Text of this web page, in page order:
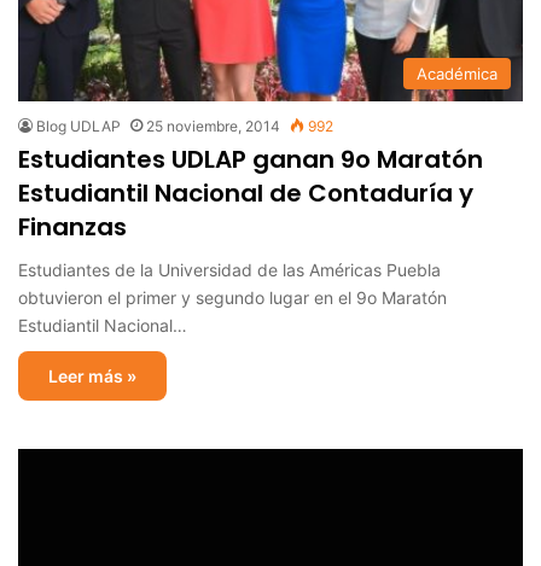
Académica
Blog UDLAP 25 noviembre, 2014 992
Estudiantes UDLAP ganan 9o Maratón
Estudiantil Nacional de Contaduría y
Finanzas
Estudiantes de la Universidad de las Américas Puebla
obtuvieron el primer y segundo lugar en el 9o Maratón
Estudiantil Nacional…
Leer más »